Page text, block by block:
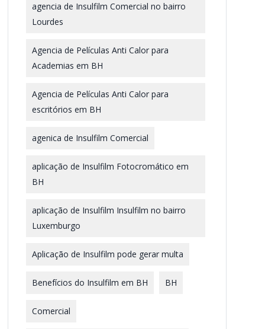
agencia de Insulfilm Comercial no bairro
Lourdes
Agencia de Películas Anti Calor para
Academias em BH
Agencia de Películas Anti Calor para
escritórios em BH
agenica de Insulfilm Comercial
aplicação de Insulfilm Fotocromático em
BH
aplicação de Insulfilm Insulfilm no bairro
Luxemburgo
Aplicação de Insulfilm pode gerar multa
Benefícios do Insulfilm em BH BH
Comercial